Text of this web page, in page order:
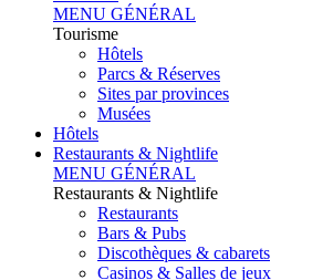
MENU GÉNÉRAL
Tourisme
Hôtels
Parcs & Réserves
Sites par provinces
Musées
Hôtels
Restaurants & Nightlife
MENU GÉNÉRAL
Restaurants & Nightlife
Restaurants
Bars & Pubs
Discothèques & cabarets
Casinos & Salles de jeux